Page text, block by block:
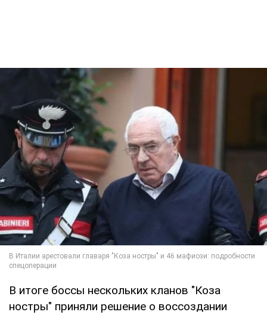
В итоге боссы нескольких кланов "Коза
ностры" приняли решение о воссоздании